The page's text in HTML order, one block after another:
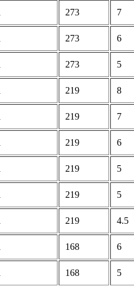
273 7
273 6
273 5
219 8
219 7
219 6
219 5
219 5
219 4.5
168 6
168 5